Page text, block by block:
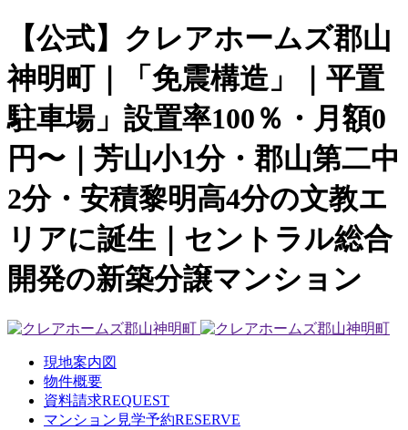
【公式】クレアホームズ郡山
神明町｜「免震構造」｜平置
駐車場」設置率100％・月額0
円〜｜芳山小1分・郡山第二中
2分・安積黎明高4分の文教エ
リアに誕生｜セントラル総合
開発の新築分譲マンション
現地案内図
物件概要
資料請求REQUEST
マンション見学予約RESERVE